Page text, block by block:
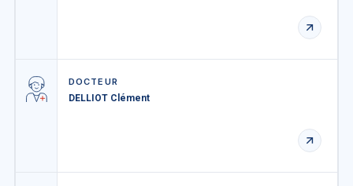
DOCTEUR
DELLIOT Clément